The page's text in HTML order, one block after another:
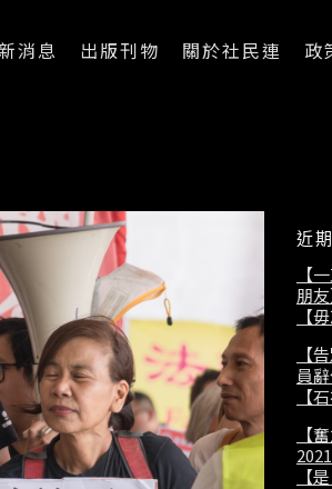
消息 出版刊物 關於社民連 政
近
【
朋友
【
【
員
【
【
【